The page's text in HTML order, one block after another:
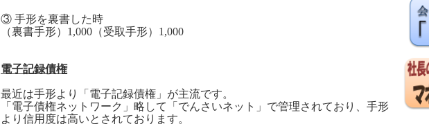
③ 手形を裏書した時
（裏書手形） 1,000 （受取手形） 1,000
電子記録債権
最近は手形より「電子記録債権」が主流です。
「電子債権ネットワーク」略して「でんさいネット」で管理されており、手形
より信用度は高いとされております。